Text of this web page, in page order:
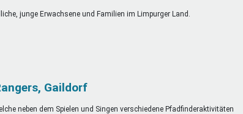
junge Erwachsene und Familien im Limpurger Land.
Gaildorf
neben dem Spielen und Singen verschiedene Pfadfinderaktivitäten